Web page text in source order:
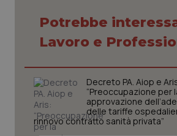
Potrebbe
Lavoro e
Decreto PA. Aiop e
“Preoccupazione per
approvazione
delle tariffe
rinnovo contratto sanità privata”
Necessari Statistici
I cookie necessari contribuiscono a
sito web abilitandone funzionalità di
navigazione sulle pagine e l'accesso
protette del sito. Il sito web non è in
funzionare correttamente senza questi